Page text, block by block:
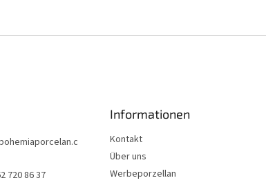
720 86 37
Informationen
Kontakt
Über uns
Werbeporzellan